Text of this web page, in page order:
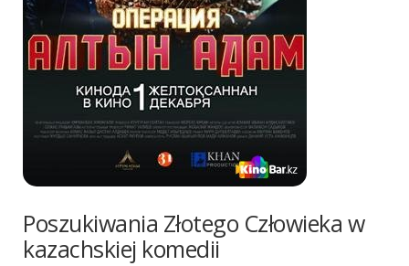
Poszukiwania Złotego Człowieka w
kazachskiej komedii